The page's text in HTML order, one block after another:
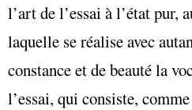
l’art de l’essai à l’état pur,
laquelle se réalise avec
constance et de beauté la
l’essai, qui consiste,